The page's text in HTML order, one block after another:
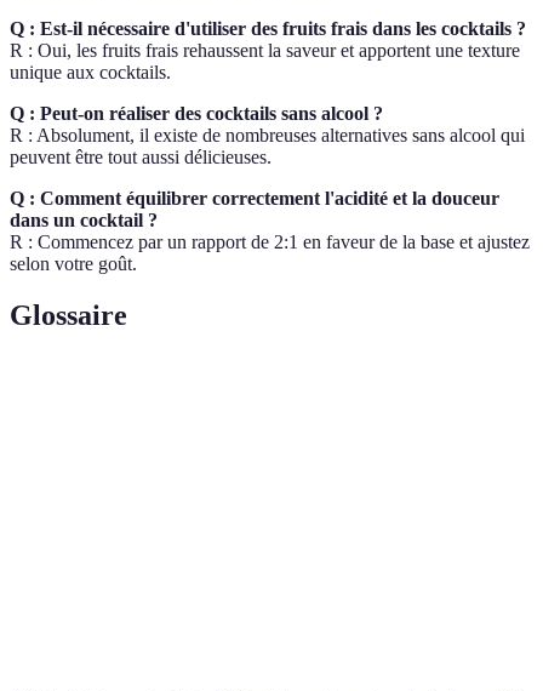
Q : Est-il nécessaire d'utiliser des fruits frais dans les cocktails ?
R : Oui, les fruits frais rehaussent la saveur et apportent une texture
unique aux cocktails.
Q : Peut-on réaliser des cocktails sans alcool ?
R : Absolument, il existe de nombreuses alternatives sans alcool qui
peuvent être tout aussi délicieuses.
Q : Comment équilibrer correctement l'acidité et la douceur
dans un cocktail ?
R : Commencez par un rapport de 2:1 en faveur de la base et ajustez
selon votre goût.
Glossaire